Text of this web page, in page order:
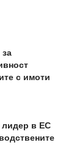
с имоти
лидер в ЕС